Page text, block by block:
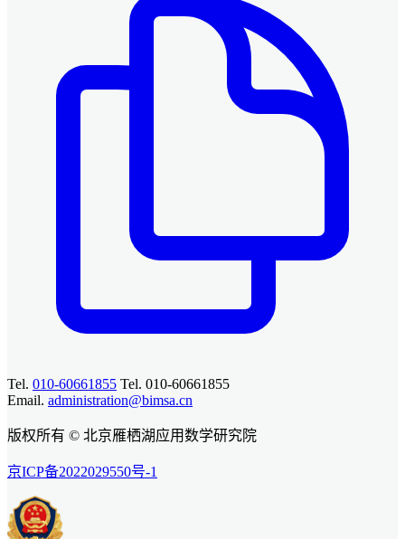
Tel. 010-60661855 Tel. 010-60661855
Email. administration@bimsa.cn
版权所有 © 北京雁栖湖应用数学研究院
京ICP备2022029550号-1